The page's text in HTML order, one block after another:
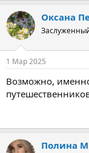
Оксана
1 Мар 2025
Возможно,
Полина М